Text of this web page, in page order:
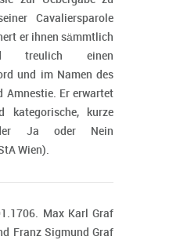
Cavaliersparole
er ihnen sämmtlich
treulich einen
und im Namen des
Amnestie. Er erwartet
kategorische, kurze
Ja oder Nein
Wien).
Max Karl Graf
Franz Sigmund Graf